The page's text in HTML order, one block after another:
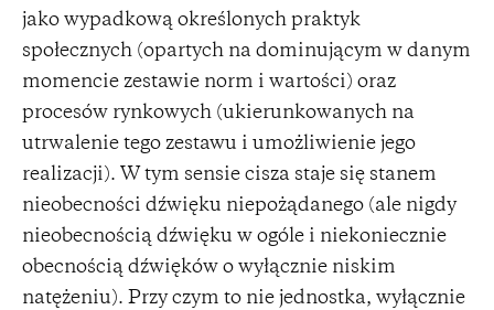
jako wypadkową określonych praktyk
społecznych (opartych na dominującym w danym
momencie zestawie norm i wartości) oraz
procesów rynkowych (ukierunkowanych na
utrwalenie tego zestawu i umożliwienie jego
realizacji). W tym sensie cisza staje się stanem
nieobecności dźwięku niepożądanego (ale nigdy
nieobecnością dźwięku w ogóle i niekoniecznie
obecnością dźwięków o wyłącznie niskim
natężeniu). Przy czym to nie jednostka, wyłącznie